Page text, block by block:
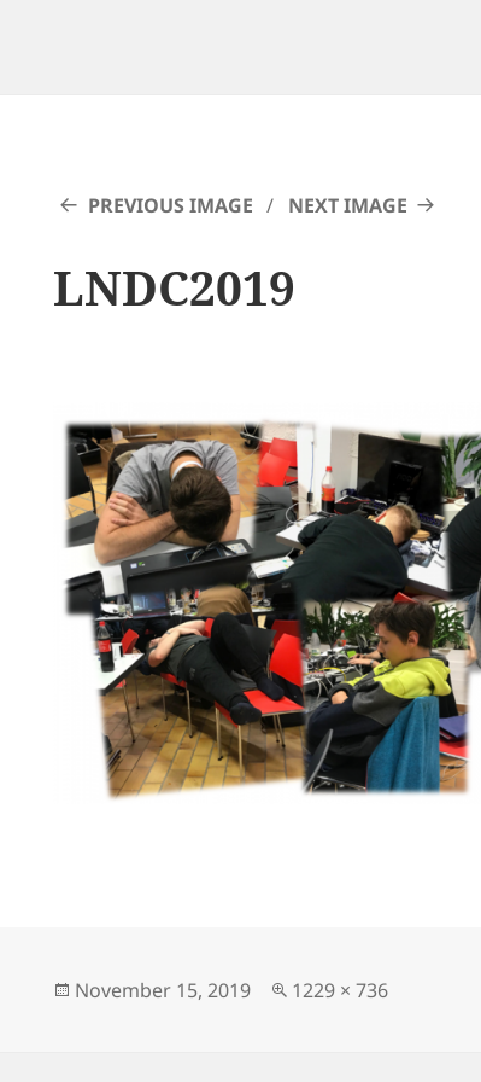
PREVIOUS IMAGE NEXT IMAGE
LNDC2019
Posted
November 15, 2019
Full
1229 × 736